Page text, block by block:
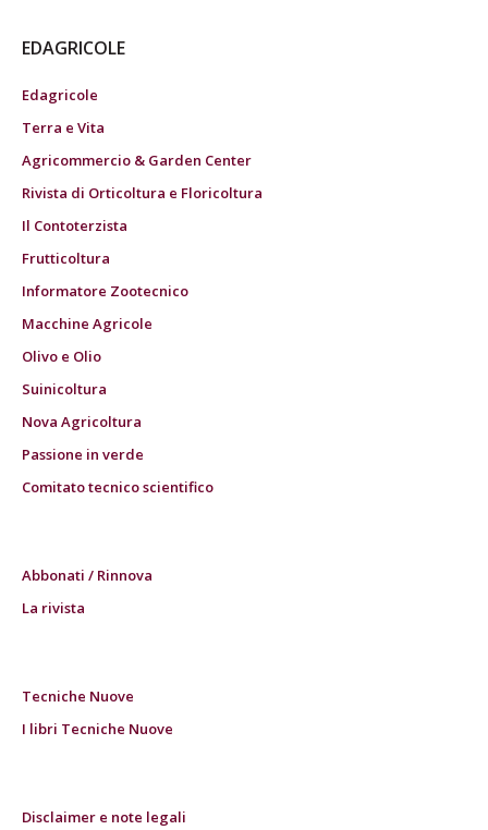
EDAGRICOLE
Edagricole
Terra e Vita
Agricommercio & Garden Center
Rivista di Orticoltura e Floricoltura
Il Contoterzista
Frutticoltura
Informatore Zootecnico
Macchine Agricole
Olivo e Olio
Suinicoltura
Nova Agricoltura
Passione in verde
Comitato tecnico scientifico
Abbonati / Rinnova
La rivista
Tecniche Nuove
I libri Tecniche Nuove
Disclaimer e note legali